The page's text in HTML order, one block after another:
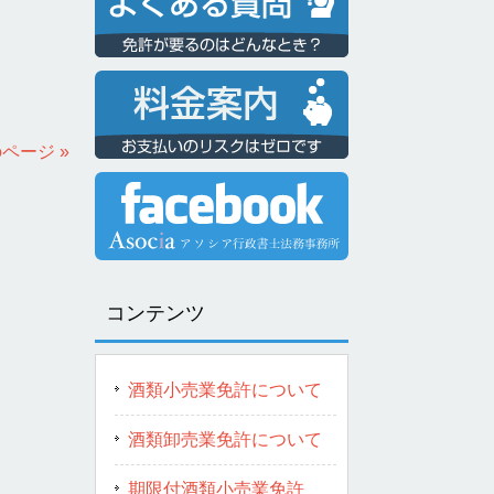
ージ »
コンテンツ
酒類小売業免許について
酒類卸売業免許について
期限付酒類小売業免許